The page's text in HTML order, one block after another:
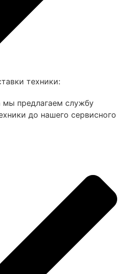
техники:
мы предлагаем службу
до нашего сервисного